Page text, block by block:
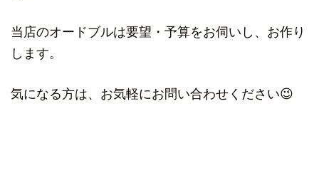
当店のオードブルは要望・予算をお伺いし、お作り
します。
気になる方は、お気軽にお問い合わせください😉